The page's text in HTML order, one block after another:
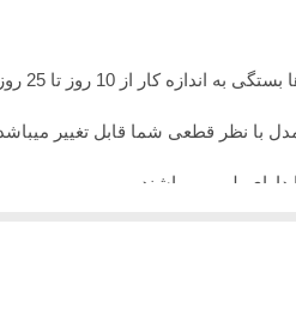
اندازه کار از 10 روز تا 25 روز زمان میبرد
با نظر قطعی شما قابل تغییر
دارای پلمپ میباشند
سوال میتوانید از پشتیبان های ما